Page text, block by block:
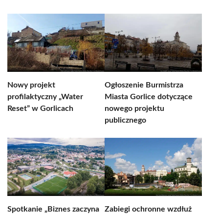
Nowy projekt
profilaktyczny „Water
Reset” w Gorlicach
Ogłoszenie Burmistrza
Miasta Gorlice dotyczące
nowego projektu
publicznego
Spotkanie „Biznes zaczyna
Zabiegi ochronne wzdłuż